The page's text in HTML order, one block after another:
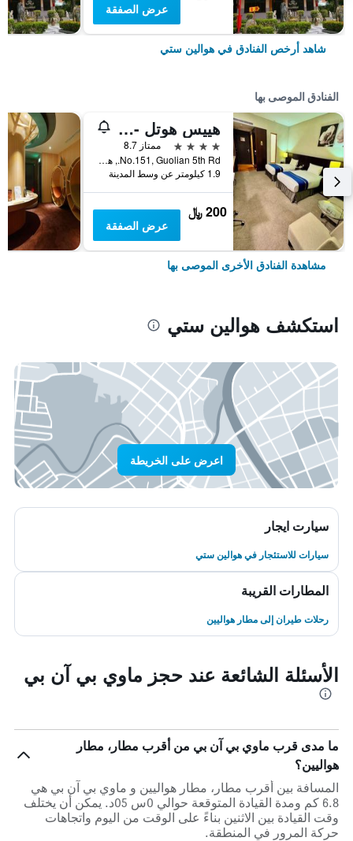
عرض الصفقة
شاهد أرخص الفنادق في هوالين ستي
الفنادق الموصى بها
هييس هوتل - هوالين
4 نجوم
ممتاز 8.7
No.151, Guolian 5th Rd., هوالين ستي, تايوان
1.9 كيلومتر عن وسط المدينة
200 ﷼
عرض الصفقة
مشاهدة الفنادق الأخرى الموصى بها
استكشف هوالين ستي
اعرض على الخريطة
سيارت ايجار
سيارات للاستئجار في هوالين ستي
المطارات القريبة
رحلات طيران إلى مطار هواليين
الأسئلة الشائعة عند حجز ماوي بي آن بي
ما مدى قرب ماوي بي آن بي من أقرب مطار، مطار
هواليين؟
المسافة بين أقرب مطار، مطار هواليين و ماوي بي آن بي هي
6.8 كم ومدة القيادة المتوقعة حوالي 0س 05د. يمكن أن يختلف
وقت القيادة بين الاثنين بناءً على الوقت من اليوم واتجاهات
حركة المرور في المنطقة.